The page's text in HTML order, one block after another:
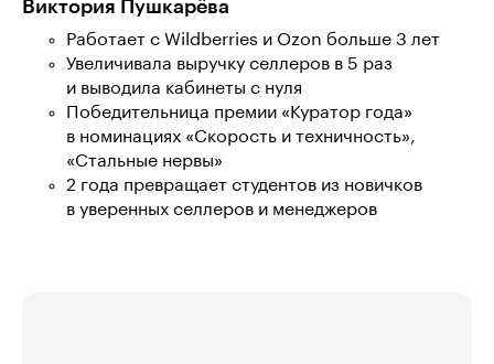
Виктория Пушкарёва
Работает с Wildberries и Ozon больше 3 лет
Увеличивала выручку селлеров в 5 раз
и выводила кабинеты с нуля
Победительница премии «Куратор года»
в номинациях «Скорость и техничность»,
«Стальные нервы»
2 года превращает студентов из новичков
в уверенных селлеров и менеджеров